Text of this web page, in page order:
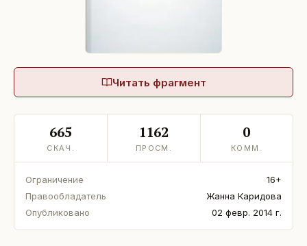
Читать фрагмент
665
СКАЧ.
1162
ПРОСМ.
0
КОММ.
Ограничение
16+
Правообладатель
Жанна Каридова
Опубликовано
02 февр. 2014 г.